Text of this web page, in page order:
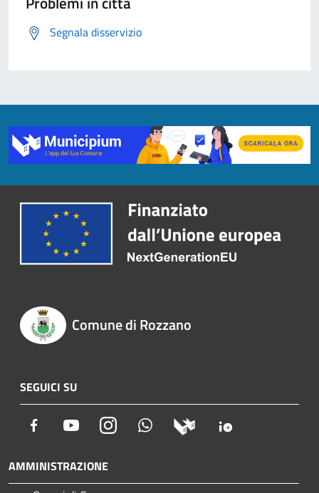
Segnala disservizio
Comune di Rozzano
SEGUICI SU
Facebook YoutubeInstagram Whatsapp
AMMINISTRAZIONE